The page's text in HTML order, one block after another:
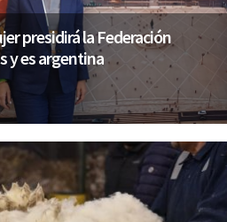
presidirá la Federación
y es argentina